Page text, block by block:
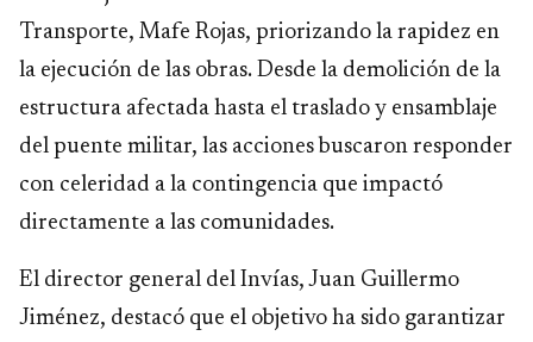
Transporte, Mafe Rojas, priorizando la rapidez en
la ejecución de las obras. Desde la demolición de la
estructura afectada hasta el traslado y ensamblaje
del puente militar, las acciones buscaron responder
con celeridad a la contingencia que impactó
directamente a las comunidades.
El director general del Invías, Juan Guillermo
Jiménez, destacó que el objetivo ha sido garantizar